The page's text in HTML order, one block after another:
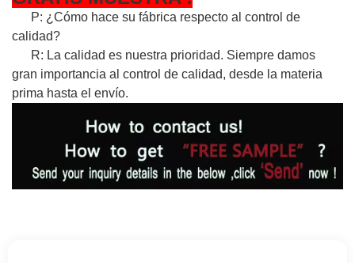
P: ¿Cómo hace su fábrica respecto al control de
calidad?
R: La calidad es nuestra prioridad. Siempre damos
gran importancia al control de calidad, desde la materia
prima hasta el envío.